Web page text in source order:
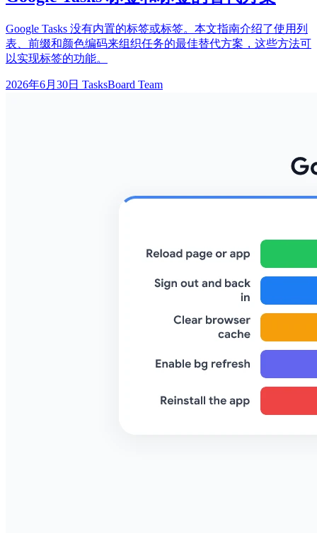
Google Tasks 没有内置的标签或标签。本文指南介绍了使用列
表、前缀和颜色编码来组织任务的最佳替代方案，这些方法可
以实现标签的功能。
2026年6月30日 TasksBoard Team